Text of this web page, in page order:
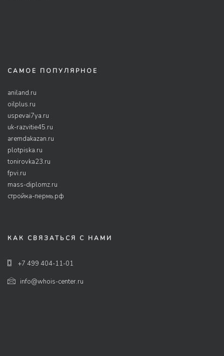
САМОЕ ПОПУЛЯРНОЕ
aniland.ru
oilplus.ru
uspevai7ya.ru
uk-razvitie45.ru
aremdakazan.ru
plotpiska.ru
tonirovka23.ru
fpvi.ru
mass-diplomz.ru
стройка-пермь.рф
КАК СВЯЗАТЬСЯ С НАМИ
+7 499 404-11-01
info@whois-center.ru